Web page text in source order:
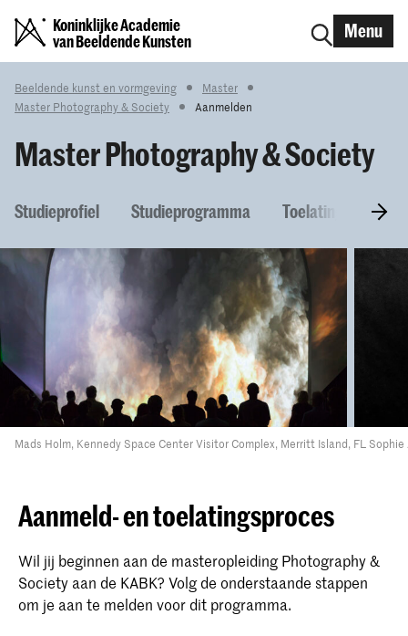
Koninklijke Academie
van Beeldende Kunsten
Menu
Beeldende kunst en vormgeving
Master
Master Photography & Society
Aanmelden
Master Photography & Society
Studieprofiel Studieprogramma Toelatingseisen
Mads Holm, Kennedy Space Center Visitor Complex, Merritt Island, FL Sophie
Aanmeld- en toelatingsproces
Wil jij beginnen aan de masteropleiding Photography &
Society aan de KABK? Volg de onderstaande stappen
om je aan te melden voor dit programma.